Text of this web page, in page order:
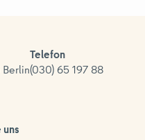
Telefon
(030) 65 197 88